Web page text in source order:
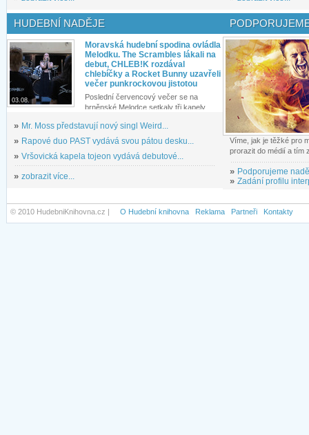
HUDEBNÍ NADĚJE
03.08.
Moravská hudební spodina ovládla
Melodku. The Scrambles lákali na
debut, CHLEB!K rozdával
chlebíčky a Rocket Bunny uzavřeli
večer punkrockovou jistotou
Poslední červencový večer se na
brněnské Melodce setkaly tři kapely...
» Mr. Moss představují nový singl Weird...
» Rapové duo PAST vydává svou pátou desku...
» Vršovická kapela tojeon vydává debutové...
» zobrazit více...
Víme, jak je těžké pro
prorazit do médií a tím
» Podporujeme
» Zadání profilu
© 2010 HudebniKnihovna.cz | O Hudební knihovna Reklama Partneři Kontakty